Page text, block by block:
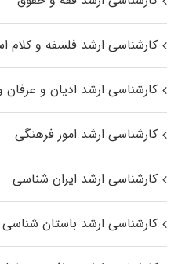
کارشناسی ارشد فلسفه و کلام
کارشناسی ارشد ادیان و
کارشناسی ارشد امور فرهنگی
کارشناسی ارشد ایران شناسی
کارشناسی ارشد باستان شناسی